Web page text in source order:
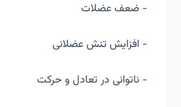
- ضعف عضلات
- افزایش تنش عضلانی
- ناتوانی در تعادل و حرکت